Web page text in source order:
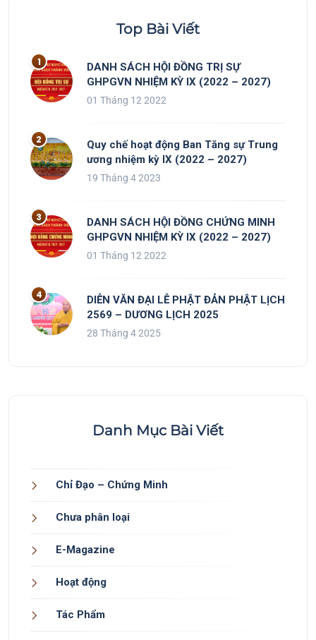
Top Bài Viết
DANH SÁCH HỘI ĐỒNG TRỊ SỰ
GHPGVN NHIỆM KỲ IX (2022 – 2027)
01 Tháng 12 2022
Quy chế hoạt động Ban Tăng sự Trung
ương nhiệm kỳ IX (2022 – 2027)
19 Tháng 4 2023
DANH SÁCH HỘI ĐỒNG CHỨNG MINH
GHPGVN NHIỆM KỲ IX (2022 – 2027)
01 Tháng 12 2022
DIỄN VĂN ĐẠI LỄ PHẬT ĐẢN PHẬT LỊCH
2569 – DƯƠNG LỊCH 2025
28 Tháng 4 2025
Danh Mục Bài Viết
Chỉ Đạo – Chứng Minh
Chưa phân loại
E-Magazine
Hoạt động
Tác Phẩm